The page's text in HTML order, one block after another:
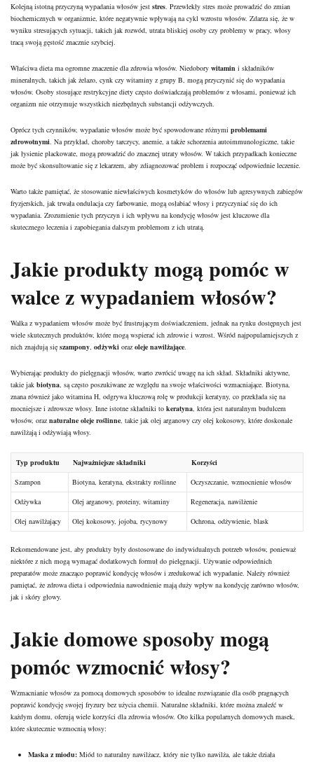
Kolejną istotną przyczyną wypadania włosów jest stres . Przewlekły stres może prowadzić do zmian
biochemicznych w organizmie, które negatywnie wpływają na cykl wzrostu włosów. Zdarza się, że w
wyniku stresujących sytuacji, takich jak rozwód, utrata bliskiej osoby czy problemy w pracy, włosy
tracą swoją gęstość znacznie szybciej.
Właściwa dieta ma ogromne znaczenie dla zdrowia włosów. Niedobory witamin i składników
mineralnych, takich jak żelazo, cynk czy witaminy z grupy B, mogą przyczynić się do wypadania
włosów. Osoby stosujące restrykcyjne diety często doświadczają problemów z włosami , ponieważ ich
organizm nie otrzymuje wszystkich niezbędnych substancji odżywczych.
Oprócz tych czynników, wypadanie włosów może być spowodowane różnymi problemami
zdrowotnymi . Na przykład, choroby tarczycy, anemie, a także schorzenia autoimmunologiczne, takie
jak łysienie plackowate, mogą prowadzić do znacznej utraty włosów. W takich przypadkach konieczne
może być skonsultowanie się z lekarzem, aby zdiagnozować problem i rozpocząć odpowiednie leczenie.
Warto także pamiętać, że stosowanie niewłaściwych kosmetyków do włosów lub agresywnych zabiegów
fryzjerskich, jak trwała ondulacja czy farbowanie, mogą osłabiać włosy i przyczyniać się do ich
wypadania. Zrozumienie tych przyczyn i ich wpływu na kondycję włosów jest kluczowe dla
skutecznego leczenia i zapobiegania dalszym problemom z ich utratą.
Jakie produkty mogą pomóc w
walce z wypadaniem włosów?
Walka z wypadaniem włosów może być frustrującym doświadczeniem, jednak na rynku dostępnych jest
wiele skutecznych produktów, które mogą wspierać ich zdrowie i wzrost. Wśród najpopularniejszych z
nich znajdują się szampony odżywki oraz oleje nawilżające
Wybierając produkty do pielęgnacji włosów, warto zwrócić uwagę na ich skład. Składniki aktywne,
takie jak biotyna , są często poszukiwane ze względu na swoje właściwości wzmacniające. Biotyna,
znana również jako witamina H, odgrywa kluczową rolę w produkcji keratyny, co przekłada się na
mocniejsze i zdrowsze włosy. Inne istotne składniki to keratyna , która jest naturalnym budulcem
włosów, oraz naturalne oleje roślinne , takie jak olej arganowy czy olej kokosowy, które doskonale
nawilżają i odżywiają włosy.
Typ produktu Najważniejsze składniki
Korzyści
Szampon
Biotyna, keratyna, ekstrakty roślinne
Oczyszczanie, wzmocnienie włosów
Odżywka
Olej arganowy, proteiny, witaminy
Regeneracja, nawilżenie
Olej nawilżający
Olej kokosowy, jojoba, rycynowy Ochrona, odżywienie, blask
Rekomendowane jest, aby produkty były dostosowane do indywidualnych potrzeb włosów, ponieważ
niektóre z nich mogą wymagać dodatkowych formuł do pielęgnacji. Używanie odpowiednich
preparatów może znacząco poprawić kondycję włosów i zredukować ich wypadanie. Należy również
pamiętać, że zdrowa dieta i odpowiednia nawodnienie mają duży wpływ na kondycję zarówno włosów,
jak i skóry głowy.
Jakie domowe sposoby mogą
pomóc wzmocnić włosy?
Wzmacnianie włosów za pomocą domowych sposobów to idealne rozwiązanie dla osób pragnących
poprawić kondycję swojej fryzury bez użycia chemii. Naturalne składniki, które można znaleźć w
każdym domu, oferują wiele korzyści dla zdrowia włosów. Oto kilka popularnych domowych masek,
które skutecznie wzmocnią włosy:
Maska z miodu: Miód to naturalny nawilżacz, który nie tylko nawilża, ale także działa